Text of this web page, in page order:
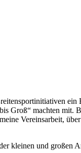
Groß“ machten mit.
Vereinsarbeit,
kleinen und großen